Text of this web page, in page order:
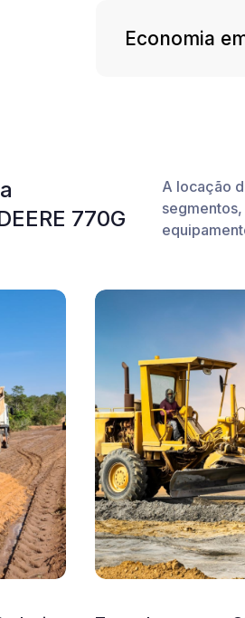
Economia
770G
A locação